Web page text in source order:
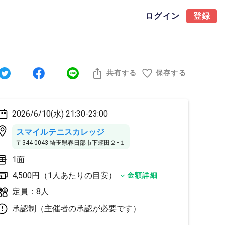
ログイン 登録
共有する 保存する
2026/6/10(水) 21:30-23:00
スマイルテニスカレッジ
〒344-0043 埼玉県春日部市下蛭田２−１
1面
4,500円（1人あたりの目安）
金額詳細
定員：8人
承認制（主催者の承認が必要です）